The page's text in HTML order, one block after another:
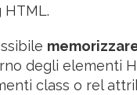
HTML.
degli elementi
class o rel